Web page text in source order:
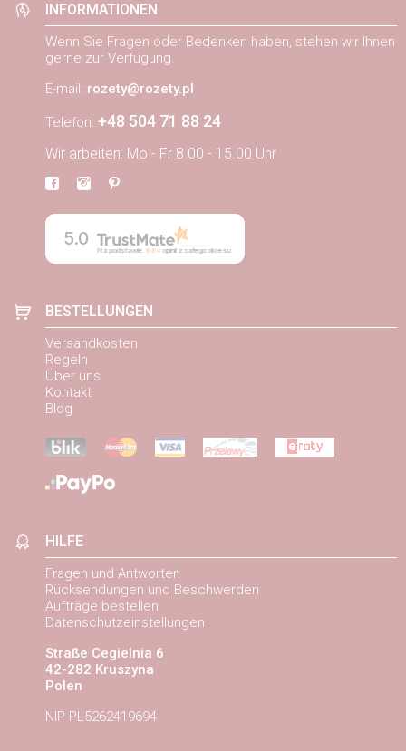
INFORMATIONEN
Wenn Sie Fragen oder Bedenken haben, stehen wir Ihnen
gerne zur Verfügung.
E-mail: rozety@rozety.pl
Telefon: +48 504 71 88 24
Wir arbeiten: Mo - Fr 8.00 - 15.00 Uhr
5.0
Na podstawie 884opinii z całego okresu
BESTELLUNGEN
Versandkosten
Regeln
Über uns
Kontakt
Blog
HILFE
Fragen und Antworten
Rücksendungen und Beschwerden
Aufträge bestellen
Datenschutzeinstellungen
Straße Cegielnia 6
42-282 Kruszyna
Polen
NIP PL5262419694